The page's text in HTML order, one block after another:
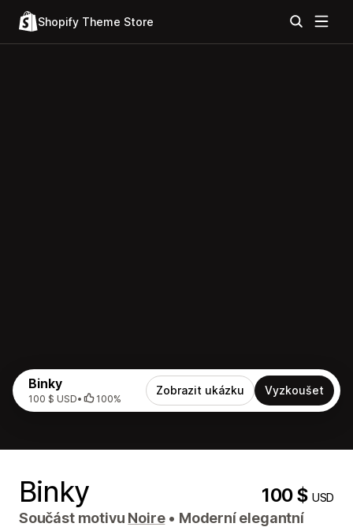
Shopify Theme Store
Binky
100 $ USD• 100%
Zobrazit ukázku Vyzkoušet
Binky 100 $USD
Součást motivu Noire • Moderní elegantní